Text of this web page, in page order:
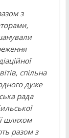
з
спільна
дуже
рада
шляхом
разом з